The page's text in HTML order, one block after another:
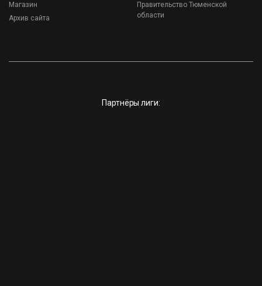
Магазин
Архив сайта
Правительство Тюменской
области
Партнёры лиги: